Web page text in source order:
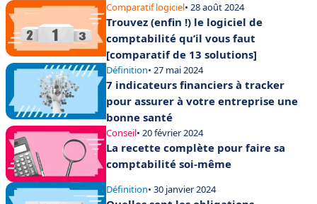
Comparatif logiciel• 28 août 2024
Trouvez (enfin !) le logiciel de
comptabilité qu’il vous faut
[comparatif de 13 solutions]
Définition• 27 mai 2024
7 indicateurs financiers à tracker
pour assurer à votre entreprise une
bonne santé
Conseil• 20 février 2024
La recette complète pour faire sa
comptabilité soi-même
Définition• 30 janvier 2024